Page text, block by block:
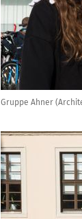
Gruppe Ahner